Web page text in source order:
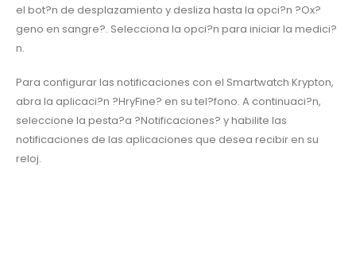
el bot?n de desplazamiento y desliza hasta la opci?n ?Ox?
geno en sangre?. Selecciona la opci?n para iniciar la medici?
n.
Para configurar las notificaciones con el Smartwatch Krypton,
abra la aplicaci?n ?HryFine? en su tel?fono. A continuaci?n,
seleccione la pesta?a ?Notificaciones? y habilite las
notificaciones de las aplicaciones que desea recibir en su
reloj.